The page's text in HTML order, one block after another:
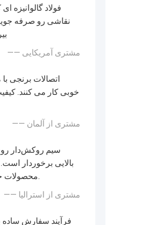
فولاد گالوانیزه
—— مشتری آمریکایی
اتصالات برنجی
خوبی کار می کنند.
—— مشتری از آلمان
سیم روکش‌دار
بالایی برخوردار
محصولات حصارکشی‌مان نیاز داشتیم.
—— مشتری از استرالیا
فرآیند سفارش ساده